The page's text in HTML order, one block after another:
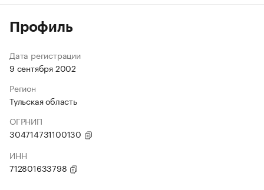
Профиль
Дата регистрации
9 сентября 2002
Регион
Тульская область
ОГРНИП
304714731100130
ИНН
712801633798